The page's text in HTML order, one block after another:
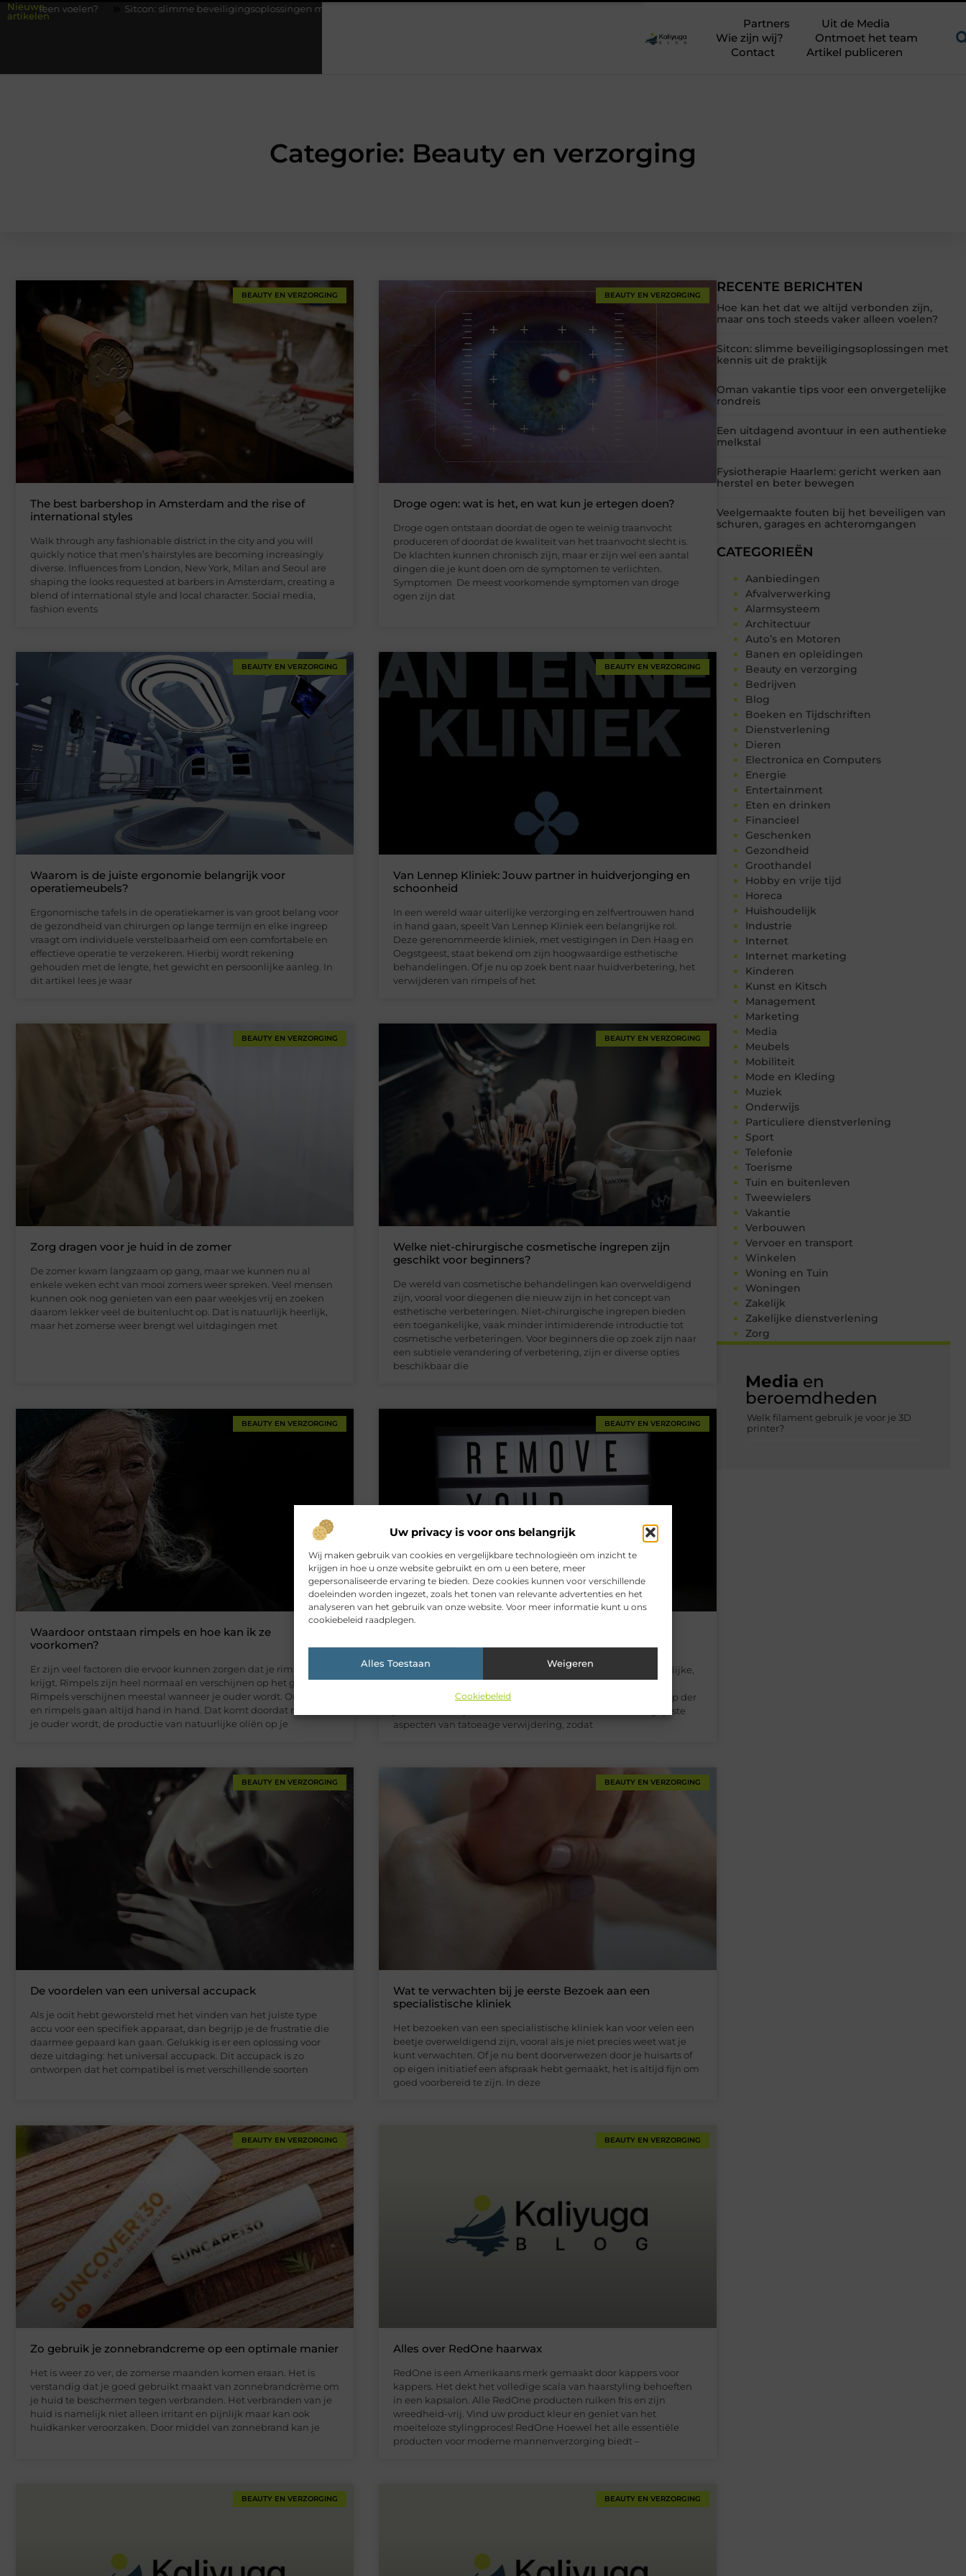
Uw privacy is voor ons belangrijk
Wij maken gebruik van cookies en vergelijkbare technologieën om inzicht te
krijgen in hoe u onze website gebruikt en om u een betere, meer
gepersonaliseerde ervaring te bieden. Deze cookies kunnen voor verschillende
doeleinden worden ingezet, zoals het tonen van relevante advertenties en het
analyseren van het gebruik van onze website. Voor meer informatie kunt u ons
cookiebeleid raadplegen.
Alles Toestaan Weigeren
Cookiebeleid
Nieuwe
artikelen
Sitcon: slimme beveiligingsoplossingen met kennis uit de praktijk
Partners
Uit de Media
Wie zijn wij?
Ontmoet het team
Contact
Artikel publiceren
Categorie: Beauty en verzorging
RECENTE BERICHTEN
Hoe kan het dat we altijd verbonden zijn,
maar ons toch steeds vaker alleen voelen?
Sitcon: slimme beveiligingsoplossingen met
kennis uit de praktijk
Oman vakantie tips voor een onvergetelijke
rondreis
Een uitdagend avontuur in een authentieke
melkstal
Fysiotherapie Haarlem: gericht werken aan
herstel en beter bewegen
Veelgemaakte fouten bij het beveiligen van
schuren, garages en achteromgangen
CATEGORIEËN
Aanbiedingen
Afvalverwerking
Alarmsysteem
Architectuur
Auto’s en Motoren
Banen en opleidingen
Beauty en verzorging
Bedrijven
Blog
Boeken en Tijdschriften
Dienstverlening
Dieren
Electronica en Computers
Energie
Entertainment
Eten en drinken
Financieel
Geschenken
Gezondheid
Groothandel
Hobby en vrije tijd
Horeca
Huishoudelijk
Industrie
Internet
Internet marketing
Kinderen
Kunst en Kitsch
Management
Marketing
Media
Meubels
Mobiliteit
Mode en Kleding
Muziek
Onderwijs
Particuliere dienstverlening
Sport
Telefonie
Toerisme
Tuin en buitenleven
Tweewielers
Vakantie
Verbouwen
Vervoer en transport
Winkelen
Woning en Tuin
Woningen
Zakelijk
Zakelijke dienstverlening
Zorg
Media en
beroemdheden
Welk filament gebruik je voor je 3D
printer?
BEAUTY EN VERZORGING
The best barbershop in Amsterdam and the rise of
international styles
Walk through any fashionable district in the city and you will
quickly notice that men’s hairstyles are becoming increasingly
diverse. Influences from London, New York, Milan and Seoul are
shaping the looks requested at barbers in Amsterdam, creating a
blend of international style and local character. Social media,
fashion events
BEAUTY EN VERZORGING
Droge ogen: wat is het, en wat kun je ertegen doen?
Droge ogen ontstaan ​​doordat de ogen te weinig traanvocht
produceren of doordat de kwaliteit van het traanvocht slecht is.
De klachten kunnen chronisch zijn, maar er zijn wel een aantal
dingen die je kunt doen om de symptomen te verlichten.
Symptomen De meest voorkomende symptomen van droge
ogen zijn dat
BEAUTY EN VERZORGING
Waarom is de juiste ergonomie belangrijk voor
operatiemeubels?
Ergonomische tafels in de operatiekamer is van groot belang voor
de gezondheid van chirurgen op lange termijn en elke ingreep
vraagt om individuele verstelbaarheid om een comfortabele en
effectieve operatie te verzekeren. Hierbij wordt rekening
gehouden met de lengte, het gewicht en persoonlijke aanleg. In
dit artikel lees je waar
BEAUTY EN VERZORGING
Van Lennep Kliniek: Jouw partner in huidverjonging en
schoonheid
In een wereld waar uiterlijke verzorging en zelfvertrouwen hand
in hand gaan, speelt Van Lennep Kliniek een belangrijke rol.
Deze gerenommeerde kliniek, met vestigingen in Den Haag en
Oegstgeest, staat bekend om zijn hoogwaardige esthetische
behandelingen. Of je nu op zoek bent naar huidverbetering, het
verwijderen van rimpels of het
BEAUTY EN VERZORGING
Zorg dragen voor je huid in de zomer
De zomer kwam langzaam op gang, maar we kunnen nu al
enkele weken echt van mooi zomers weer spreken. Veel mensen
kunnen ook nog genieten van een paar weekjes vrij en zoeken
daarom lekker veel de buitenlucht op. Dat is natuurlijk heerlijk,
maar het zomerse weer brengt wel uitdagingen met
BEAUTY EN VERZORGING
Welke niet-chirurgische cosmetische ingrepen zijn
geschikt voor beginners?
De wereld van cosmetische behandelingen kan overweldigend
zijn, vooral voor diegenen die nieuw zijn in het concept van
esthetische verbeteringen. Niet-chirurgische ingrepen bieden
een toegankelijke, vaak minder intimiderende introductie tot
cosmetische verbeteringen. Voor beginners die op zoek zijn naar
een subtiele verandering of verbetering, zijn er diverse opties
beschikbaar die
BEAUTY EN VERZORGING
Waardoor ontstaan rimpels en hoe kan ik ze
voorkomen?
Er zijn veel factoren die ervoor kunnen zorgen dat je rimpels
krijgt. Rimpels zijn heel normaal en verschijnen op het gezicht.
Rimpels verschijnen meestal wanneer je ouder wordt. Ouderdom
en rimpels gaan altijd hand in hand. Dat komt doordat naarmate
je ouder wordt, de productie van natuurlijke oliën op je
BEAUTY EN VERZORGING
overwegen om diverse redenen. Of het nu gaat om persoonlijke,
professionele of esthetische redenen, de technologie en
methoden voor het verwijderen van tatoeages zijn in de loop der
jaren aanzienlijk verbeterd. Dit artikel belicht de belangrijkste
aspecten van tatoeage verwijdering, zodat
BEAUTY EN VERZORGING
De voordelen van een universal accupack
Als je ooit hebt geworsteld met het vinden van het juiste type
accu voor een specifiek apparaat, dan begrijp je de frustratie die
daarmee gepaard kan gaan. Gelukkig is er een oplossing voor
deze uitdaging: het universal accupack. Dit accupack is zo
ontworpen dat het compatibel is met verschillende soorten
BEAUTY EN VERZORGING
Wat te verwachten bij je eerste Bezoek aan een
specialistische kliniek
Het bezoeken van een specialistische kliniek kan voor velen een
beetje overweldigend zijn, vooral als je niet precies weet wat je
kunt verwachten. Of je nu bent doorverwezen door je huisarts of
op eigen initiatief een afspraak hebt gemaakt, het is altijd fijn om
goed voorbereid te zijn. In deze
BEAUTY EN VERZORGING
Zo gebruik je zonnebrandcreme op een optimale manier
Het is weer zo ver, de zomerse maanden komen eraan. Het is
verstandig dat je goed gebruikt maakt van zonnebrandcrème om
je huid te beschermen tegen verbranden. Het verbranden van je
huid is namelijk niet alleen irritant en pijnlijk maar kan ook
huidkanker veroorzaken. Door middel van zonnebrand kan je
BEAUTY EN VERZORGING
Alles over RedOne haarwax
RedOne is een Amerikaans merk gemaakt door kappers voor
kappers. Het dekt het volledige scala van haarstyling behoeften
in een kapsalon. Alle RedOne producten ruiken fris en zijn
wreedheid-vrij. Vind uw product kleur en geniet van het
moeiteloze stylingproces! RedOne Hoewel het alle essentiële
producten voor moderne mannenverzorging biedt –
BEAUTY EN VERZORGING BEAUTY EN VERZORGING